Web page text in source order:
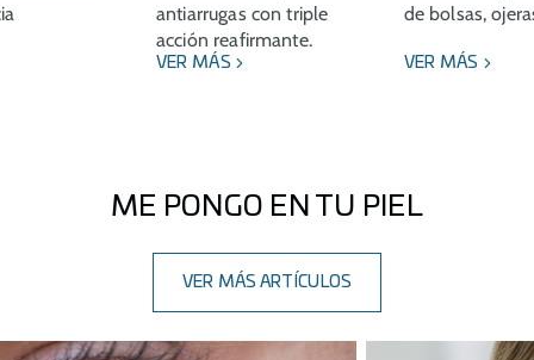
antiarrugas con triple
acción reafirmante.
VER MÁS
de bolsas,
VER MÁS
ME PONGO EN TU PIEL
VER MÁS ARTÍCULOS